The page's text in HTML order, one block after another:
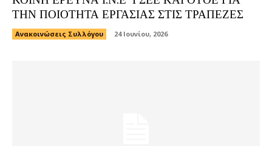
ΤΗΝ ΠΟΙΟΤΗΤΑ ΕΡΓΑΣΙΑΣ ΣΤΙΣ ΤΡΑΠΕΖΕΣ
Ανακοινώσεις Συλλόγου 24 Ιουνίου, 2026